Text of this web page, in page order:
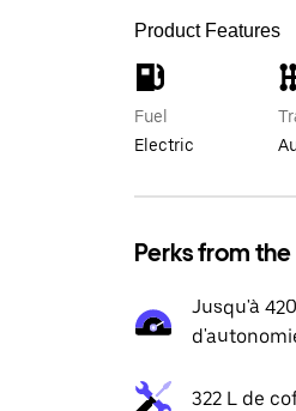
Product Features
Fuel
Electric
Perks from
Jusqu'à
322 L de